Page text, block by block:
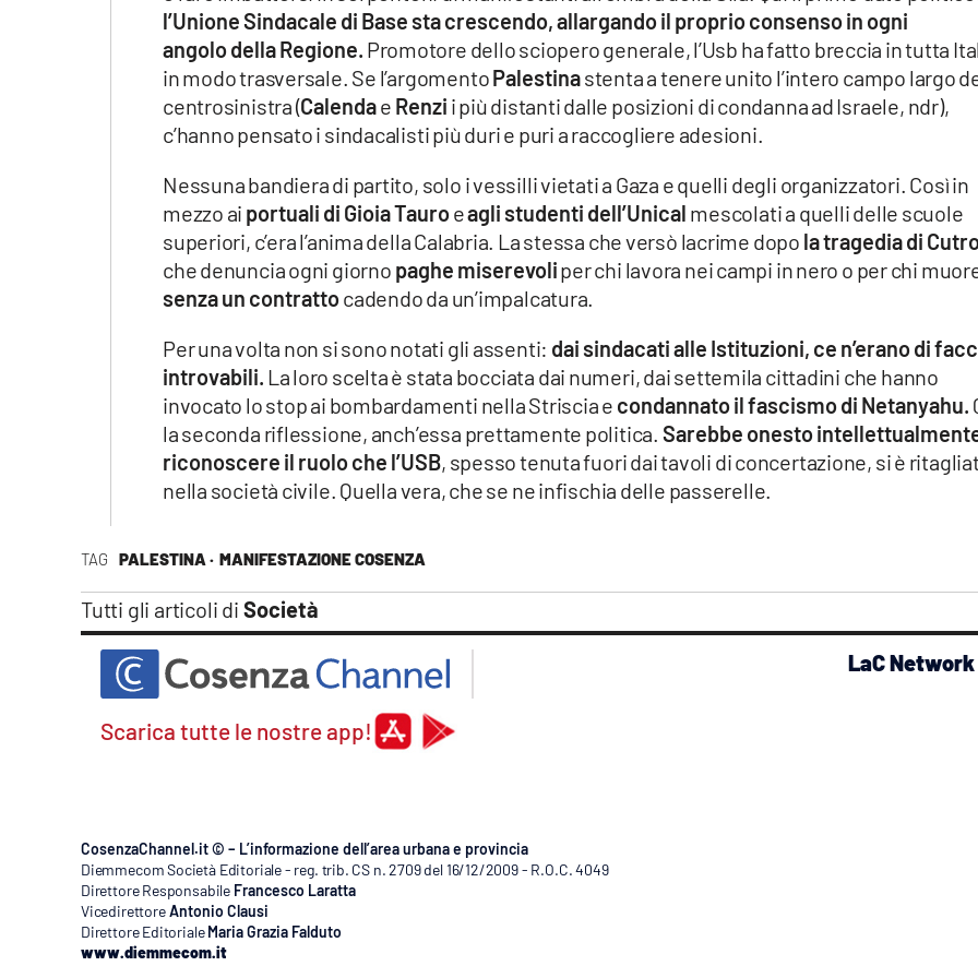
TAG PALESTINA · MANIFESTAZIONE COSENZA
Tutti gli articoli di Società
l’Unione Sindacale di Base sta crescendo, allargando il proprio consenso in ogni
angolo della Regione. Promotore dello sciopero generale, l’Usb ha fatto breccia in tutta
in modo trasversale. Se l’argomentoPalestinastenta a tenere unito l’intero campo largo
centrosinistra (Calendae Renzi i più distanti dalle posizioni di condanna ad Israele, ndr),
c’hanno pensato i sindacalisti più duri e puri a raccogliere adesioni.
Nessuna bandiera di partito, solo i vessilli vietati a Gaza e quelli degli organizzatori. Così in
mezzo ai portuali di Gioia Tauroeagli studenti dell’Unical mescolati a quelli delle scuole
superiori, c’era l’anima della Calabria. La stessa che versò lacrime dopo la tragedia di
che denuncia ogni giorno paghe miserevoliper chi lavora nei campi in nero o per chi
senza un contrattocadendo da un’impalcatura.
Per una volta non si sono notati gli assenti: dai sindacati alle Istituzioni, ce n’erano di
introvabili. La loro scelta è stata bocciata dai numeri, dai settemila cittadini che hanno
invocato lo stop ai bombardamenti nella Striscia e condannato il fascismo di Netanyahu.
la seconda riflessione, anch’essa prettamente politica. Sarebbe onesto
riconoscere il ruolo che l’USB, spesso tenuta fuori dai tavoli di concertazione, si è
nella società civile. Quella vera, che se ne infischia delle passerelle.
Scarica tutte le nostre app!
LaC Network
CosenzaChannel.it © – L’informazione dell’area urbana e provincia
Diemmecom Società Editoriale - reg. trib. CS n. 2709 del 16/12/2009 - R.O.C. 4049
Direttore Responsabile Francesco Laratta
VicedirettoreAntonio Clausi
Direttore Editoriale Maria Grazia Falduto
www.diemmecom.it